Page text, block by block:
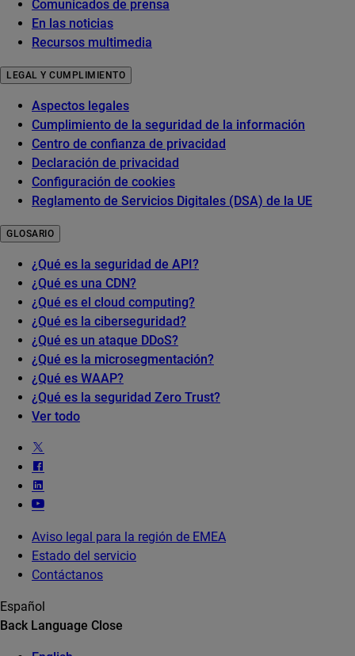
Comunicados de prensa
En las noticias
Recursos multimedia
LEGAL Y CUMPLIMIENTO
Aspectos legales
Cumplimiento de la seguridad de la información
Centro de confianza de privacidad
Declaración de privacidad
Configuración de cookies
Reglamento de Servicios Digitales (DSA) de la UE
GLOSARIO
¿Qué es la seguridad de API?
¿Qué es una CDN?
¿Qué es el cloud computing?
¿Qué es la ciberseguridad?
¿Qué es un ataque DDoS?
¿Qué es la microsegmentación?
¿Qué es WAAP?
¿Qué es la seguridad Zero Trust?
Ver todo
Aviso legal para la región de EMEA
Estado del servicio
Contáctanos
Español
Back Language Close